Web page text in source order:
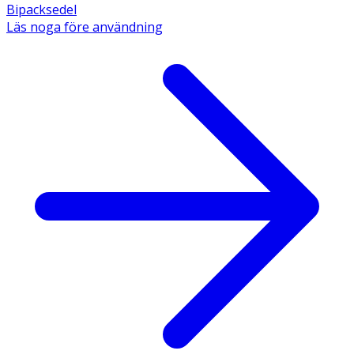
Bipacksedel
Läs noga före användning